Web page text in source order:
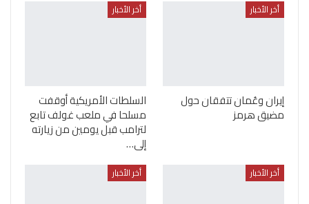
أخر الأخبار
إيران وعُمان تتفقان حول
مضيق هرمز
أخر الأخبار
السلطات الأمريكية أوقفت
مسلحا في ملعب غولف تابع
لترامب قبل يومين من زيارته
إلى…
أخر الأخبار أخر الأخبار